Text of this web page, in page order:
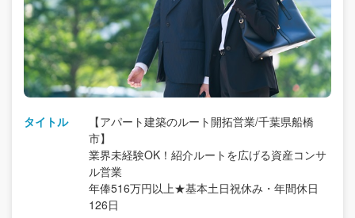
タイトル
【アパート建築のルート開拓営業/千葉県船橋
市】
業界未経験OK！紹介ルートを広げる資産コンサ
ル営業
年俸516万円以上★基本土日祝休み・年間休日
126日